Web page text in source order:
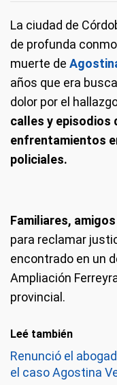
La ciudad de
de profunda
muerte de
años que era
dolor por el
calles y episodios
enfrentamientos
policiales.
Familiares,
para reclamar
encontrado en un
Ampliación
provincial.
Leé también
Renunció el
el caso Agostina